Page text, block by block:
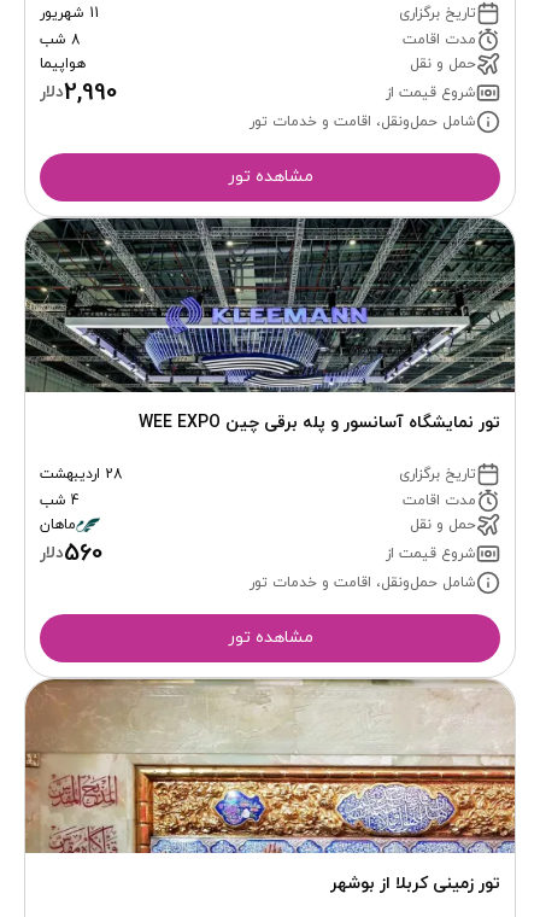
تاریخ برگزاری
11 شهریور
مدت اقامت
8 شب
حمل و نقل
هواپیما
شروع قیمت از
2,990دلار
شامل حمل‌ونقل، اقامت و خدمات تور
مشاهده تور
تور نمایشگاه آسانسور و پله برقی چین WEE EXPO
تاریخ برگزاری
28 اردیبهشت
مدت اقامت
4 شب
حمل و نقل
ماهان
شروع قیمت از
560دلار
شامل حمل‌ونقل، اقامت و خدمات تور
مشاهده تور
تور زمینی کربلا از بوشهر